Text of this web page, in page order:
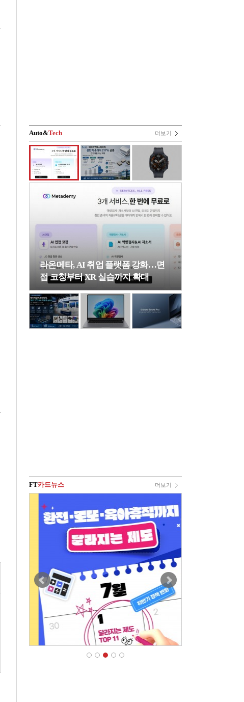
Auto&Tech 더보기
라온메타, AI 취업 플랫폼 강화…면
접 코칭부터 XR 실습까지 확대
FT카드뉴스 더보기